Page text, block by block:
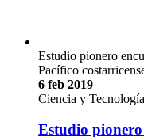
Estudio pionero
Pacífico
6 feb 2019
Ciencia y Tecnología
Estudio